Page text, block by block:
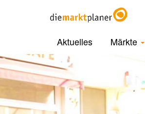
Aktuelles Märkte